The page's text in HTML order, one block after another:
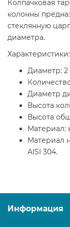
Колпачковая
колонны
стеклянную
диаметра.
Характеристики:
Диаметр:
Диаметр
Высота
Высота
Материал:
Материал
AISI 304.
Информация